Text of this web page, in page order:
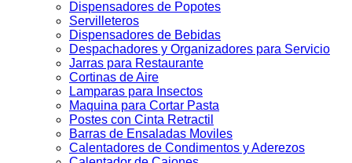
Dispensadores de Popotes
Servilleteros
Dispensadores de Bebidas
Despachadores y Organizadores para Servicio
Jarras para Restaurante
Cortinas de Aire
Lamparas para Insectos
Maquina para Cortar Pasta
Postes con Cinta Retractil
Barras de Ensaladas Moviles
Calentadores de Condimentos y Aderezos